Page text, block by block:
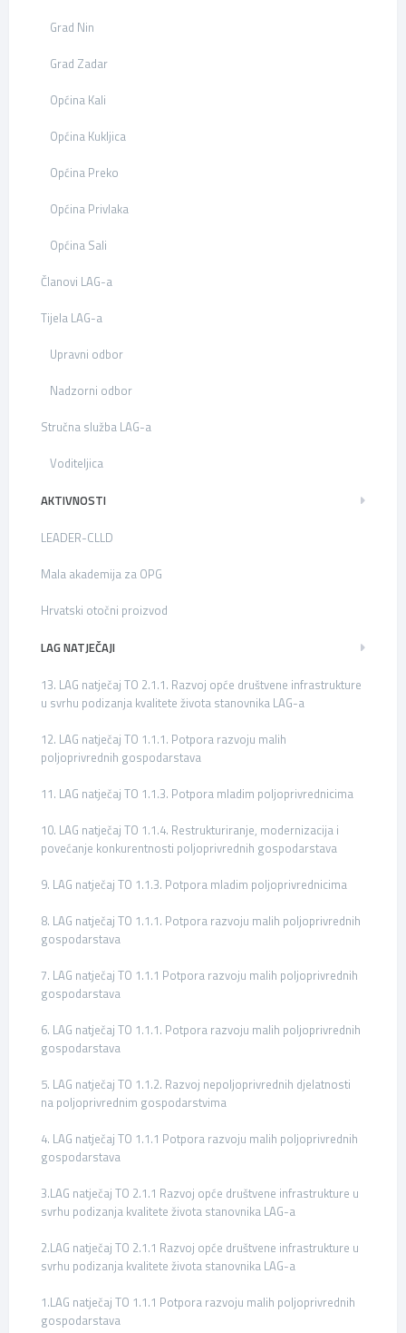
Grad Nin
Grad Zadar
Općina Kali
Općina Kukljica
Općina Preko
Općina Privlaka
Općina Sali
Članovi LAG-a
Tijela LAG-a
Upravni odbor
Nadzorni odbor
Stručna služba LAG-a
Voditeljica
AKTIVNOSTI
LEADER-CLLD
Mala akademija za OPG
Hrvatski otočni proizvod
LAG NATJEČAJI
13. LAG natječaj TO 2.1.1. Razvoj opće društvene infrastrukture
u svrhu podizanja kvalitete života stanovnika LAG-a
12. LAG natječaj TO 1.1.1. Potpora razvoju malih
poljoprivrednih gospodarstava
11. LAG natječaj TO 1.1.3. Potpora mladim poljoprivrednicima
10. LAG natječaj TO 1.1.4. Restrukturiranje, modernizacija i
povećanje konkurentnosti poljoprivrednih gospodarstava
9. LAG natječaj TO 1.1.3. Potpora mladim poljoprivrednicima
8. LAG natječaj TO 1.1.1. Potpora razvoju malih poljoprivrednih
gospodarstava
7. LAG natječaj TO 1.1.1 Potpora razvoju malih poljoprivrednih
gospodarstava
6. LAG natječaj TO 1.1.1. Potpora razvoju malih poljoprivrednih
gospodarstava
5. LAG natječaj TO 1.1.2. Razvoj nepoljoprivrednih djelatnosti
na poljoprivrednim gospodarstvima
4. LAG natječaj TO 1.1.1 Potpora razvoju malih poljoprivrednih
gospodarstava
3.LAG natječaj TO 2.1.1 Razvoj opće društvene infrastrukture u
svrhu podizanja kvalitete života stanovnika LAG-a
2.LAG natječaj TO 2.1.1 Razvoj opće društvene infrastrukture u
svrhu podizanja kvalitete života stanovnika LAG-a
1.LAG natječaj TO 1.1.1 Potpora razvoju malih poljoprivrednih
gospodarstava